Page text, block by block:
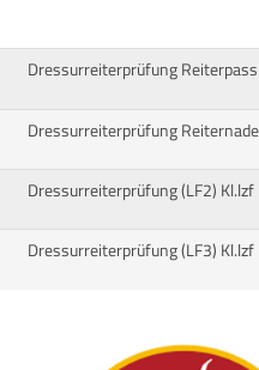
Dressurreiterprüfung
Dressurreiterprüfung
Dressurreiterprüfung (LF2) Kl.lzf
Dressurreiterprüfung (LF3) Kl.lzf